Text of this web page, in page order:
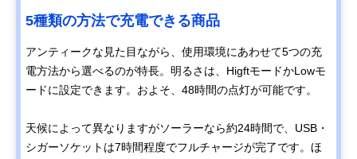
5種類の方法で充電できる商品
アンティークな見た目ながら、使用環境にあわせて5つの充
電方法から選べるのが特長。明るさは、HigftモードかLowモ
ードに設定できます。およそ、48時間の点灯が可能です。
天候によって異なりますがソーラーなら約24時間で、USB・
シガーソケットは7時間程度でフルチャージが完了です。ほ